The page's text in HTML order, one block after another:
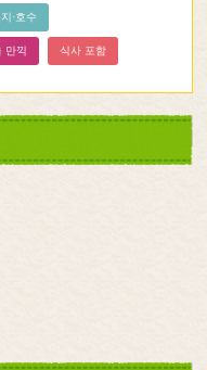
지·호수
만끽 식사 포함